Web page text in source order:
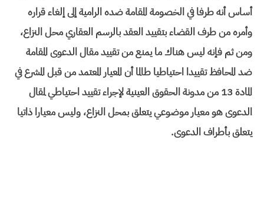
أساس أنه طرفا في الخصومة المقامة ضده الرامية إلى إلغاء قراره
وأمره من طرف القضاء بتقييد العقد بالرسم العقاري محل النزاع،
ومن ثم فإنه ليس هناك ما يمنع من تقييد مقال الدعوى المقامة
ضد المحافظ تقييدا احتياطيا طالما أن المعيار المعتمد من قبل المشرع في
المادة 13 من مدونة الحقوق العينية لإجراء تقييد احتياطي لمقال
الدعوى هو معيار موضوعي يتعلق بمحل النزاع، وليس معيارا ذاتيا
يتعلق بأطراف الدعوى.